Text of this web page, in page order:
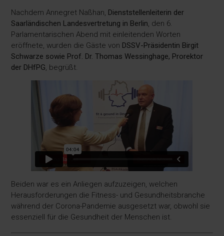
Nachdem Annegret Naßhan, Dienststellenleiterin der
Saarländischen Landesvertretung in Berlin, den 6.
Parlamentarischen Abend mit einleitenden Worten
eröffnete, wurden die Gäste von DSSV-Präsidentin Birgit
Schwarze sowie Prof. Dr. Thomas Wessinghage, Prorektor
der DHfPG, begrüßt.
Beiden war es ein Anliegen aufzuzeigen, welchen
Herausforderungen die Fitness- und Gesundheitsbranche
während der Corona-Pandemie ausgesetzt war, obwohl sie
essenziell für die Gesundheit der Menschen ist.